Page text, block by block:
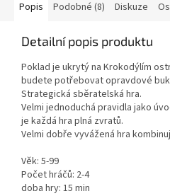
Popis Podobné (8) Diskuze
Detailní popis produktu
Poklad je ukrytý na Krokodýlím
budete potřebovat opravdové
Strategická sběratelská hra.
Velmi jednoduchá pravidla jako
je každá hra plná zvratů.
Velmi dobře vyvážená hra
Věk: 5-99
Počet hráčů: 2-4
doba hry: 15 min